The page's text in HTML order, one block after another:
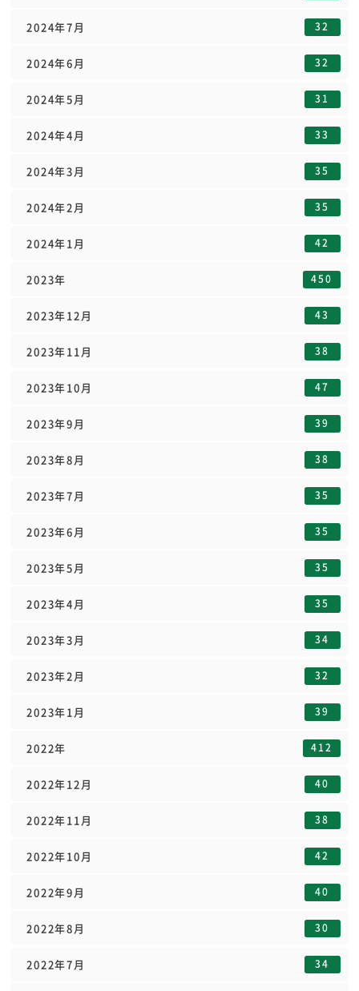
2024年7月 32
2024年6月 32
2024年5月 31
2024年4月 33
2024年3月 35
2024年2月 35
2024年1月 42
2023年 450
2023年12月 43
2023年11月 38
2023年10月 47
2023年9月 39
2023年8月 38
2023年7月 35
2023年6月 35
2023年5月 35
2023年4月 35
2023年3月 34
2023年2月 32
2023年1月 39
2022年 412
2022年12月 40
2022年11月 38
2022年10月 42
2022年9月 40
2022年8月 30
2022年7月 34